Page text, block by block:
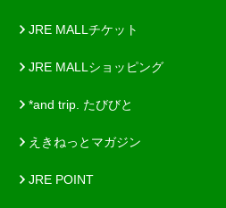
JRE MALLチケット
JRE MALLショッピング
*and trip. たびびと
えきねっとマガジン
JRE POINT